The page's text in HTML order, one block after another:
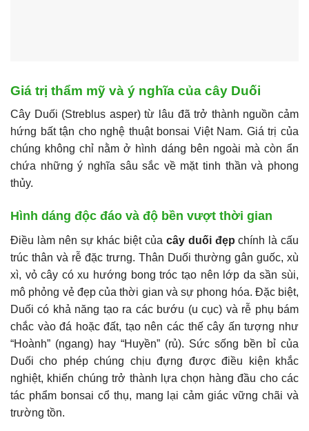
Giá trị thẩm mỹ và ý nghĩa của cây Duối
Cây Duối (Streblus asper) từ lâu đã trở thành nguồn cảm
hứng bất tận cho nghệ thuật bonsai Việt Nam. Giá trị của
chúng không chỉ nằm ở hình dáng bên ngoài mà còn ẩn
chứa những ý nghĩa sâu sắc về mặt tinh thần và phong
thủy.
Hình dáng độc đáo và độ bền vượt thời gian
Điều làm nên sự khác biệt của cây duối đẹp chính là cấu
trúc thân và rễ đặc trưng. Thân Duối thường gân guốc, xù
xì, vỏ cây có xu hướng bong tróc tạo nên lớp da sần sùi,
mô phỏng vẻ đẹp của thời gian và sự phong hóa. Đặc biệt,
Duối có khả năng tạo ra các bướu (u cục) và rễ phụ bám
chắc vào đá hoặc đất, tạo nên các thế cây ấn tượng như
“Hoành” (ngang) hay “Huyền” (rủ). Sức sống bền bỉ của
Duối cho phép chúng chịu đựng được điều kiện khắc
nghiệt, khiến chúng trở thành lựa chọn hàng đầu cho các
tác phẩm bonsai cổ thụ, mang lại cảm giác vững chãi và
trường tồn.